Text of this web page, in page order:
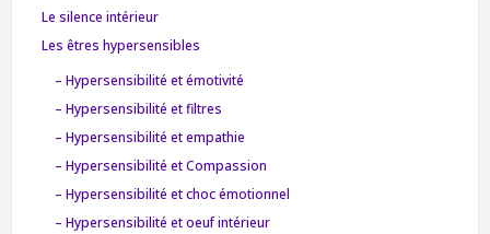
Le silence intérieur
Les êtres hypersensibles
– Hypersensibilité et émotivité
– Hypersensibilité et filtres
– Hypersensibilité et empathie
– Hypersensibilité et Compassion
– Hypersensibilité et choc émotionnel
– Hypersensibilité et oeuf intérieur